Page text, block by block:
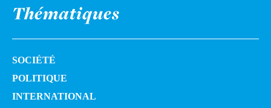
Thématiques
SOCIÉTÉ
POLITIQUE
INTERNATIONAL